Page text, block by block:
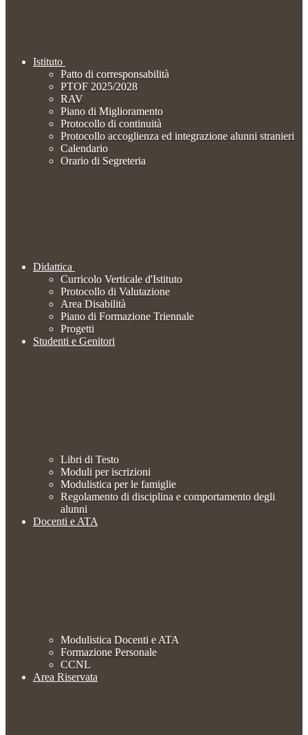
Istituto
Patto di corresponsabilità
PTOF 2025/2028
RAV
Piano di Miglioramento
Protocollo di continuità
Protocollo accoglienza ed integrazione alunni stranieri
Calendario
Orario di Segreteria
Didattica
Curricolo Verticale d'Istituto
Protocollo di Valutazione
Area Disabilità
Piano di Formazione Triennale
Progetti
Studenti e Genitori
Libri di Testo
Moduli per iscrizioni
Modulistica per le famiglie
Regolamento di disciplina e comportamento degli
alunni
Docenti e ATA
Modulistica Docenti e ATA
Formazione Personale
CCNL
Area Riservata